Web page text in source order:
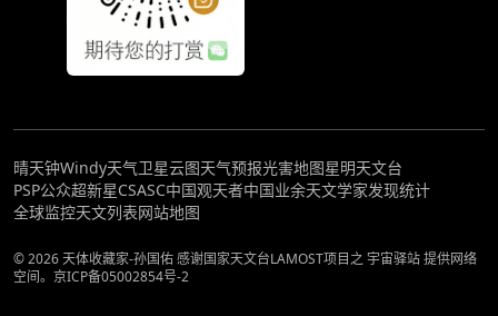
晴天钟Windy天气卫星云图天气预报光害地图星明天文台
PSP公众超新星CSASC中国观天者中国业余天文学家发现统计
全球监控天文列表网站地图
© 2026 天体收藏家-孙国佑 感谢国家天文台LAMOST项目之 宇宙驿站 提供网络
空间。 京ICP备05002854号-2